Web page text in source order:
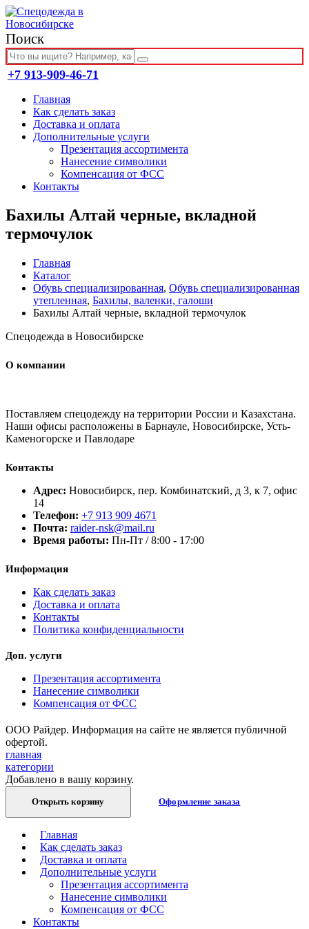
Поиск
+7 913-909-46-71
Главная
Как сделать заказ
Доставка и оплата
Дополнительные услуги
Презентация ассортимента
Нанесение символики
Компенсация от ФСС
Контакты
Бахилы Алтай черные, вкладной
термочулок
Главная
Каталог
Обувь специализированная, Обувь специализированная
утепленная, Бахилы, валенки, галоши
Бахилы Алтай черные, вкладной термочулок
Спецодежда в Новосибирске
О компании
Поставляем спецодежду на территории России и Казахстана.
Наши офисы расположены в Барнауле, Новосибирске, Усть-
Каменогорске и Павлодаре
Контакты
Адрес: Новосибирск, пер. Комбинатский, д 3, к 7, офис
14
Телефон: +7 913 909 4671
Почта: raider-nsk@mail.ru
Время работы: Пн-Пт / 8:00 - 17:00
Информация
Как сделать заказ
Доставка и оплата
Контакты
Политика конфиденциальности
Доп. услуги
Презентация ассортимента
Нанесение символики
Компенсация от ФСС
ООО Райдер. Информация на сайте не является публичной
офертой.
главная
категории
Добавлено в вашу корзину.
Открыть корзину Оформление заказа
Главная
Как сделать заказ
Доставка и оплата
Дополнительные услуги
Презентация ассортимента
Нанесение символики
Компенсация от ФСС
Контакты